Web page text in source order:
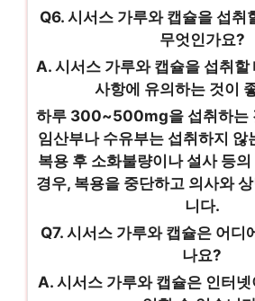
Q6. 시서스 가루와 캡슐을 섭취
무엇인가요?
A. 시서스 가루와 캡슐을 섭취할
사항에 유의하는 것이
하루 300~500mg을 섭취하는
임산부나 수유부는 섭취하지 않
복용 후 소화불량이나 설사 등
경우, 복용을 중단하고 의사와
니다.
Q7. 시서스 가루와 캡슐은 어디
나요?
A. 시서스 가루와 캡슐은 인터